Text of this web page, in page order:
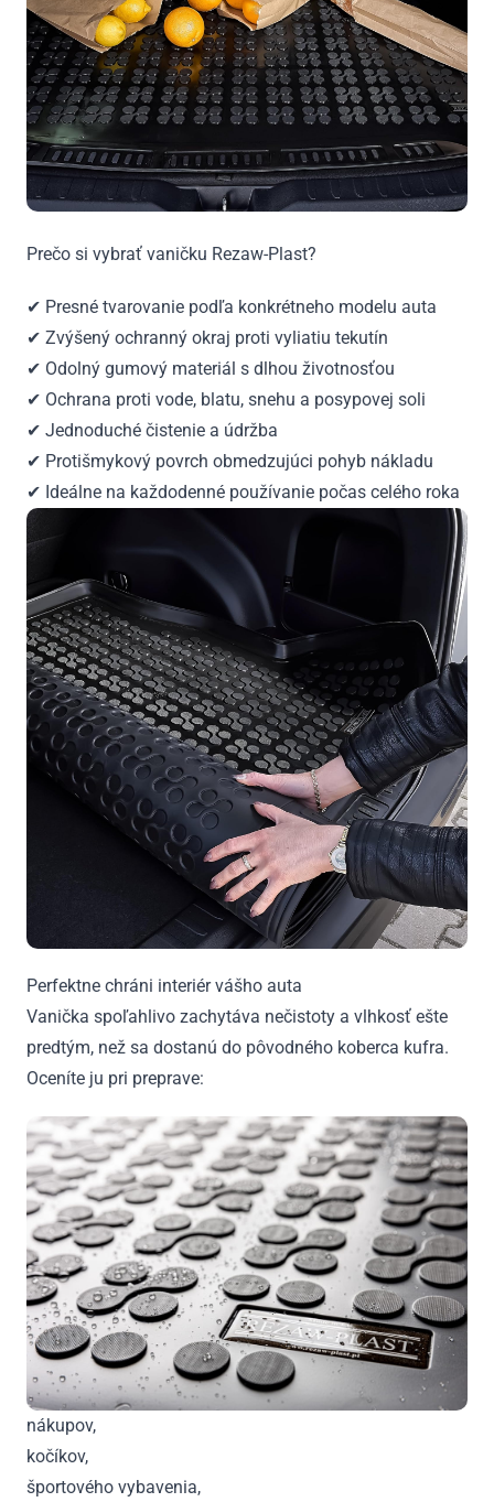
Prečo si vybrať vaničku Rezaw-Plast?
✔ Presné tvarovanie podľa konkrétneho modelu auta
✔ Zvýšený ochranný okraj proti vyliatiu tekutín
✔ Odolný gumový materiál s dlhou životnosťou
✔ Ochrana proti vode, blatu, snehu a posypovej soli
✔ Jednoduché čistenie a údržba
✔ Protišmykový povrch obmedzujúci pohyb nákladu
✔ Ideálne na každodenné používanie počas celého roka
Perfektne chráni interiér vášho auta
Vanička spoľahlivo zachytáva nečistoty a vlhkosť ešte
predtým, než sa dostanú do pôvodného koberca kufra.
Oceníte ju pri preprave:
nákupov,
kočíkov,
športového vybavenia,